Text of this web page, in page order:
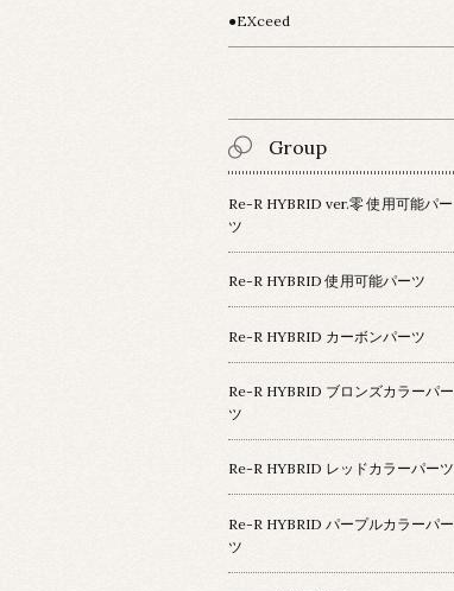
●EXceed
Group
Re-R HYBRID ver.零 使用可能パー
ツ
Re-R HYBRID 使用可能パーツ
Re-R HYBRID カーボンパーツ
Re-R HYBRID ブロンズカラーパー
ツ
Re-R HYBRID レッドカラーパーツ
Re-R HYBRID パープルカラーパー
ツ